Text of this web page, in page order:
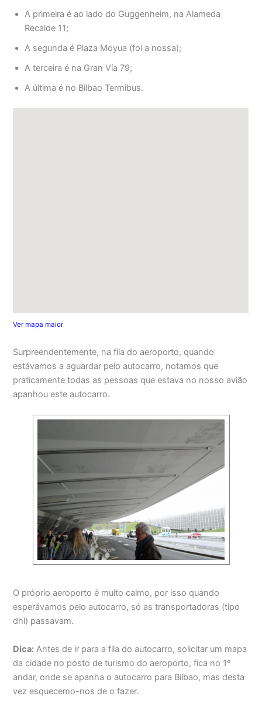
A primeira é ao lado do Guggenheim, na Alameda
Recalde 11;
A segunda é Plaza Moyua (foi a nossa);
A terceira é na Gran Vía 79;
A última é no Bilbao Termibus.
Ver mapa maior
Surpreendentemente, na fila do aeroporto, quando
estávamos a aguardar pelo autocarro, notamos que
praticamente todas as pessoas que estava no nosso avião
apanhou este autocarro.
O próprio aeroporto é muito calmo, por isso quando
esperávamos pelo autocarro, só as transportadoras (tipo
dhl) passavam.
Dica: Antes de ir para a fila do autocarro, solicitar um mapa
da cidade no posto de turismo do aeroporto, fica no 1º
andar, onde se apanha o autocarro para Bilbao, mas desta
vez esquecemo-nos de o fazer.